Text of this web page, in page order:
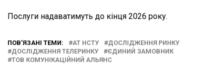
Послуги надаватимуть до кінця 2026 року.
ПОВ’ЯЗАНІ ТЕМИ: АТ НСТУ
ДОСЛІДЖЕННЯ РИНКУ
ДОСЛІДЖЕННЯ ТЕЛЕРИНКУ
ЄДИНИЙ ЗАМОВНИК
ТОВ КОМУНІКАЦІЙНИЙ АЛЬЯНС